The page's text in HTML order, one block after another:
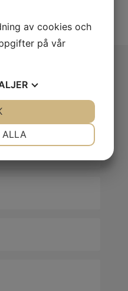
så ringer
dig
av cookies och
på vår
ALLA